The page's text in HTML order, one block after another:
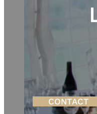
CATALOGUE
LOCATION
CONTACT
CONTACT